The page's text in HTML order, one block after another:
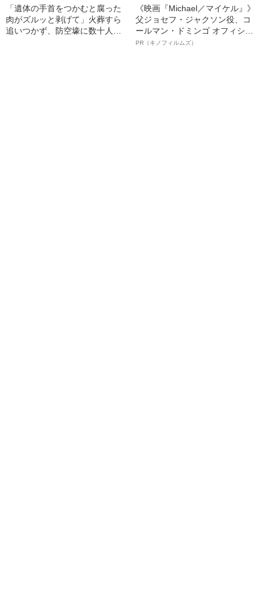
「遺体の手首をつかむと腐った
肉がズルッと剥げて」火葬すら
追いつかず、防空壕に数十人
《映画『Michael／マイケル』》
父ジョセフ・ジャクソン役、コ
ールマン・ドミンゴ オフィシャ
ルインタビュー“観客を魅了した
PR（キノフィルムズ）